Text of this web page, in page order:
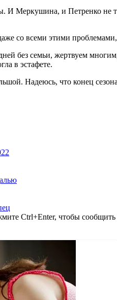
И Меркушина, и Петренко
со всеми этими
без семьи, жертвуем
в эстафете.
Надеюсь, что конец
Ctrl+Enter, чтобы сообщить